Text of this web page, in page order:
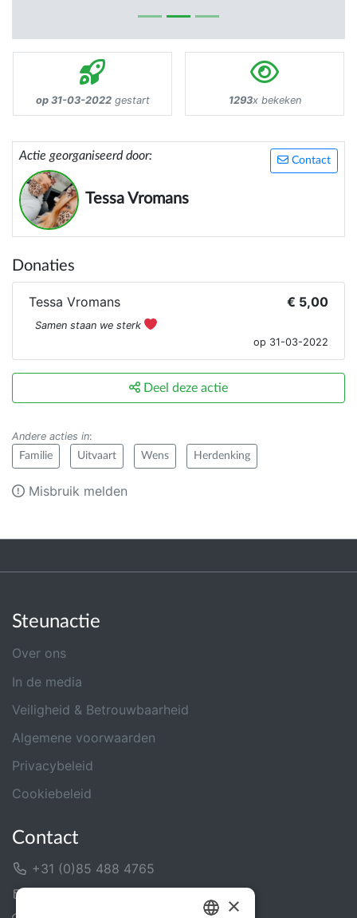
op 31-03-2022gestart 1293x bekeken
Contact
Actie georganiseerd door:
Tessa Vromans
Donaties
Tessa Vromans € 5,00
Samen staan we sterk
op 31-03-2022
Deel deze actie
Andere acties in:
Familie Uitvaart Wens Herdenking
Misbruik melden
Steunactie
Over ons
In de media
Veiligheid & Betrouwbaarheid
Algemene voorwaarden
Privacybeleid
Cookiebeleid
Contact
+31 (0)85 488 4765
×